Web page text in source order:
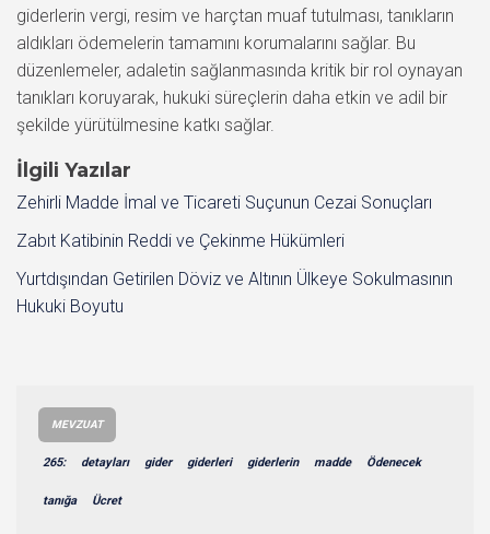
giderlerin vergi, resim ve harçtan muaf tutulması, tanıkların
aldıkları ödemelerin tamamını korumalarını sağlar. Bu
düzenlemeler, adaletin sağlanmasında kritik bir rol oynayan
tanıkları koruyarak, hukuki süreçlerin daha etkin ve adil bir
şekilde yürütülmesine katkı sağlar.
İlgili Yazılar
Zehirli Madde İmal ve Ticareti Suçunun Cezai Sonuçları
Zabıt Katibinin Reddi ve Çekinme Hükümleri
Yurtdışından Getirilen Döviz ve Altının Ülkeye Sokulmasının
Hukuki Boyutu
MEVZUAT
265: detayları gider giderleri giderlerin madde Ödenecek
tanığa Ücret